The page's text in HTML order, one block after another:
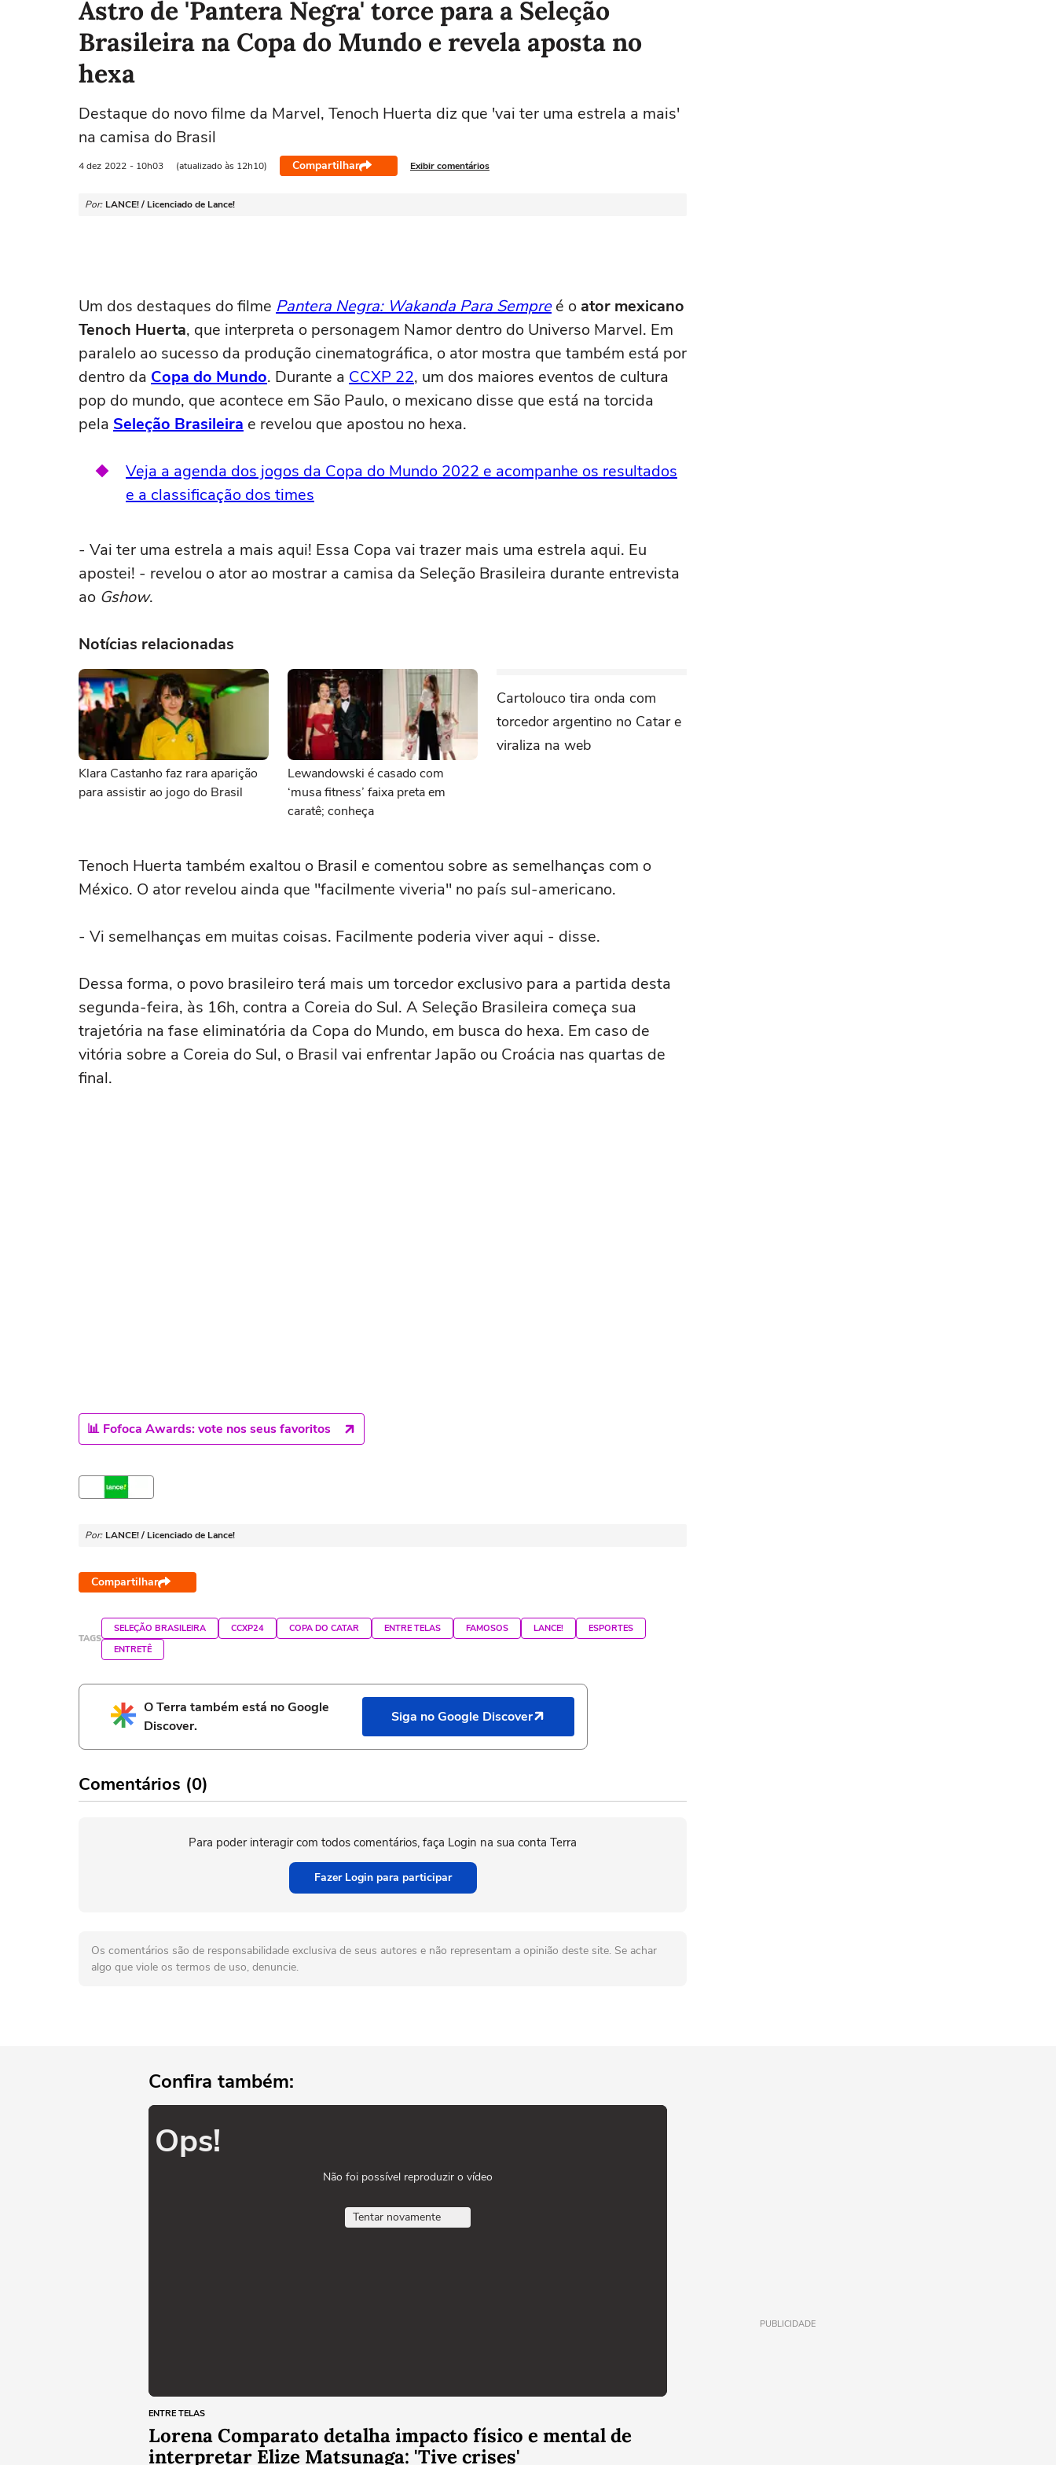
Astro de 'Pantera Negra' torce para a Seleção
Brasileira na Copa do Mundo e revela aposta no
hexa
Destaque do novo filme da Marvel, Tenoch Huerta diz que 'vai ter uma estrela a mais'
na camisa do Brasil
4 dez 2022 - 10h03 (atualizado às 12h10) Compartilhar Exibir comentários
Por: LANCE! / Licenciado de Lance!
Um dos destaques do filme Pantera Negra: Wakanda Para Sempreé o ator mexicano
Tenoch Huerta, que interpreta o personagem Namor dentro do Universo Marvel. Em
paralelo ao sucesso da produção cinematográfica, o ator mostra que também está por
dentro da Copa do Mundo. Durante a CCXP 22, um dos maiores eventos de cultura
pop do mundo, que acontece em São Paulo, o mexicano disse que está na torcida
pela Seleção Brasileira e revelou que apostou no hexa.
Veja a agenda dos jogos da Copa do Mundo 2022 e acompanhe os resultados
e a classificação dos times
- Vai ter uma estrela a mais aqui! Essa Copa vai trazer mais uma estrela aqui. Eu
apostei! - revelou o ator ao mostrar a camisa da Seleção Brasileira durante entrevista
ao Gshow.
Notícias relacionadas
Klara Castanho faz rara aparição
para assistir ao jogo do Brasil
Lewandowski é casado com
‘musa fitness’ faixa preta em
caratê; conheça
Cartolouco tira onda com
torcedor argentino no Catar e
viraliza na web
Tenoch Huerta também exaltou o Brasil e comentou sobre as semelhanças com o
México. O ator revelou ainda que "facilmente viveria" no país sul-americano.
- Vi semelhanças em muitas coisas. Facilmente poderia viver aqui - disse.
Dessa forma, o povo brasileiro terá mais um torcedor exclusivo para a partida desta
segunda-feira, às 16h, contra a Coreia do Sul. A Seleção Brasileira começa sua
trajetória na fase eliminatória da Copa do Mundo, em busca do hexa. Em caso de
vitória sobre a Coreia do Sul, o Brasil vai enfrentar Japão ou Croácia nas quartas de
final.
📊 Fofoca Awards: vote nos seus favoritos
Por: LANCE! / Licenciado de Lance!
Compartilhar
TAGS
SELEÇÃO BRASILEIRA CCXP24 COPA DO CATAR ENTRE TELAS FAMOSOS LANCE!
ESPORTES
ENTRETÊ
O Terra também está no Google
Discover.
Siga no Google Discover
Comentários (0)
Para poder interagir com todos comentários, faça Login na sua conta Terra
Fazer Login para participar
Os comentários são de responsabilidade exclusiva de seus autores e não representam a opinião deste site. Se achar
algo que viole os termos de uso, denuncie.
Confira também:
Ops!
Não foi possível reproduzir o vídeo
Tentar novamente
ENTRE TELAS
Lorena Comparato detalha impacto físico e mental de
interpretar Elize Matsunaga: 'Tive crises'
PUBLICIDADE